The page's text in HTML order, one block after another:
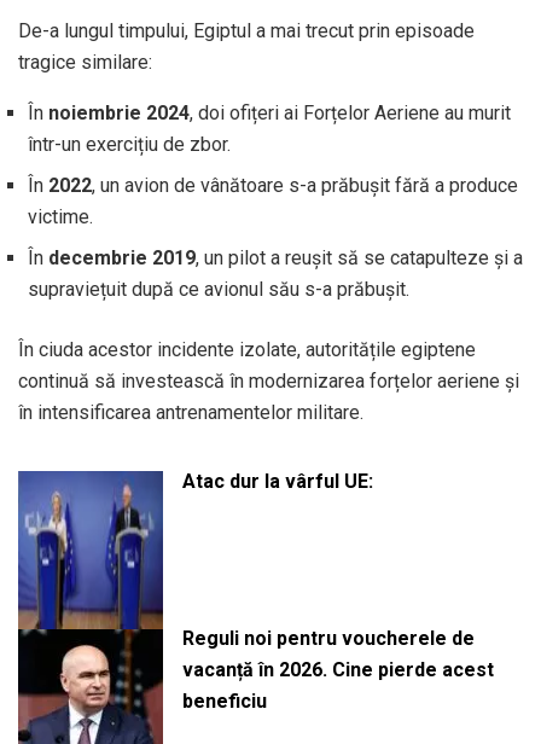
De-a lungul timpului, Egiptul a mai trecut prin episoade
tragice similare:
În noiembrie 2024, doi ofițeri ai Forțelor Aeriene au murit
într-un exercițiu de zbor.
În 2022, un avion de vânătoare s-a prăbușit fără a produce
victime.
În decembrie 2019, un pilot a reușit să se catapulteze și a
supraviețuit după ce avionul său s-a prăbușit.
În ciuda acestor incidente izolate, autoritățile egiptene
continuă să investească în modernizarea forțelor aeriene și
în intensificarea antrenamentelor militare.
Atac dur la vârful UE:
Reguli noi pentru voucherele de
vacanță în 2026. Cine pierde acest
beneficiu